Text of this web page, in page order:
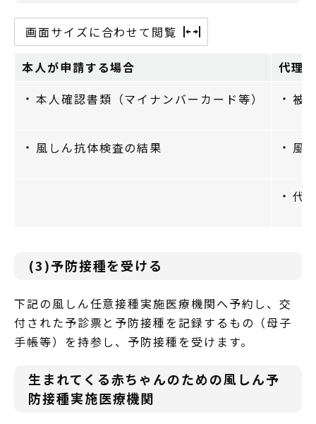
画面サイズに合わせて閲覧
本人が申請する場合
代理
本人確認書類（マイナンバーカード等）
被
風しん抗体検査の結果 風
代
(3)予防接種を受ける
下記の風しん任意接種実施医療機関へ予約し、交
付された予診票と予防接種を記録するもの（母子
手帳等）を持参し、予防接種を受けます。
生まれてくる赤ちゃんのための風しん予
防接種実施医療機関